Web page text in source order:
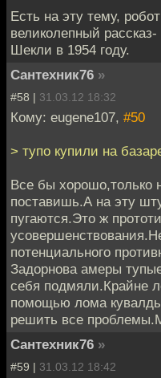
Есть на эту тему,
великолепный
Шекли в 1954 году.
Сантехник76 »
#58 | 31.03.12 18:32
Кому: eugene107, #50
> тупо купили на
Все бы хорошо,только
поставишь.А на эту
пугаются.Это ж
потенциального
Задорнова амеры
себя подмяли.Крайне
помощью лома
решить все
Сантехник76 »
#59 | 31.03.12 18:42